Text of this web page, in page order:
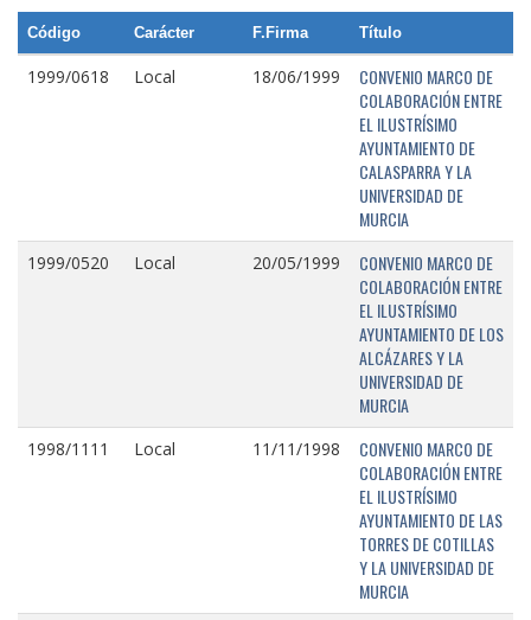
Código Carácter F.Firma Título
1999/0618 Local 18/06/1999
CONVENIO MARCO DE
COLABORACIÓN ENTRE
EL ILUSTRÍSIMO
AYUNTAMIENTO DE
CALASPARRA Y LA
UNIVERSIDAD DE
MURCIA
1999/0520 Local 20/05/1999
CONVENIO MARCO DE
COLABORACIÓN ENTRE
EL ILUSTRÍSIMO
AYUNTAMIENTO DE LOS
ALCÁZARES Y LA
UNIVERSIDAD DE
MURCIA
1998/1111 Local 11/11/1998
CONVENIO MARCO DE
COLABORACIÓN ENTRE
EL ILUSTRÍSIMO
AYUNTAMIENTO DE LAS
TORRES DE COTILLAS
Y LA UNIVERSIDAD DE
MURCIA